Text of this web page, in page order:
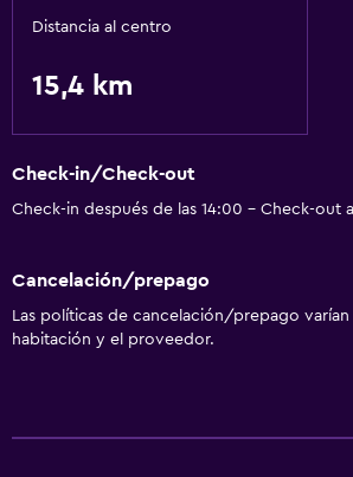
Distancia al centro
15,4 km
Check-in/Check-out
Check-in después de las 14:00 - Check-out
Cancelación/prepago
Las políticas de cancelación/prepago
habitación y el proveedor.